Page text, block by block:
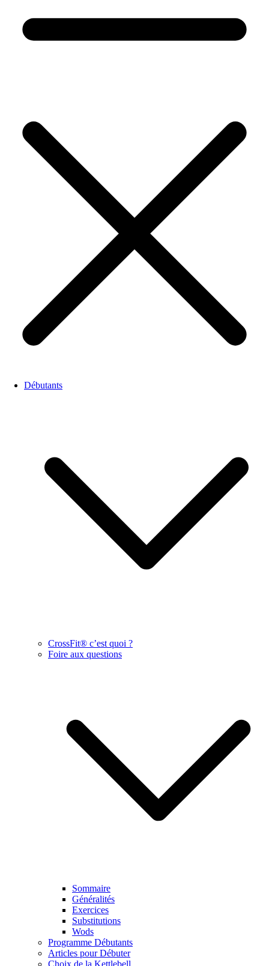
Débutants
CrossFit® c’est quoi ?
Foire aux questions
Sommaire
Généralités
Exercices
Substitutions
Wods
Programme Débutants
Articles pour Débuter
Choix de la Kettlebell